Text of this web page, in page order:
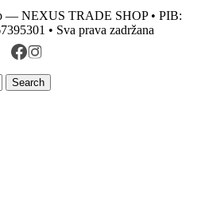
— NEXUS TRADE SHOP • PIB:
• Sva prava zadržana
Search